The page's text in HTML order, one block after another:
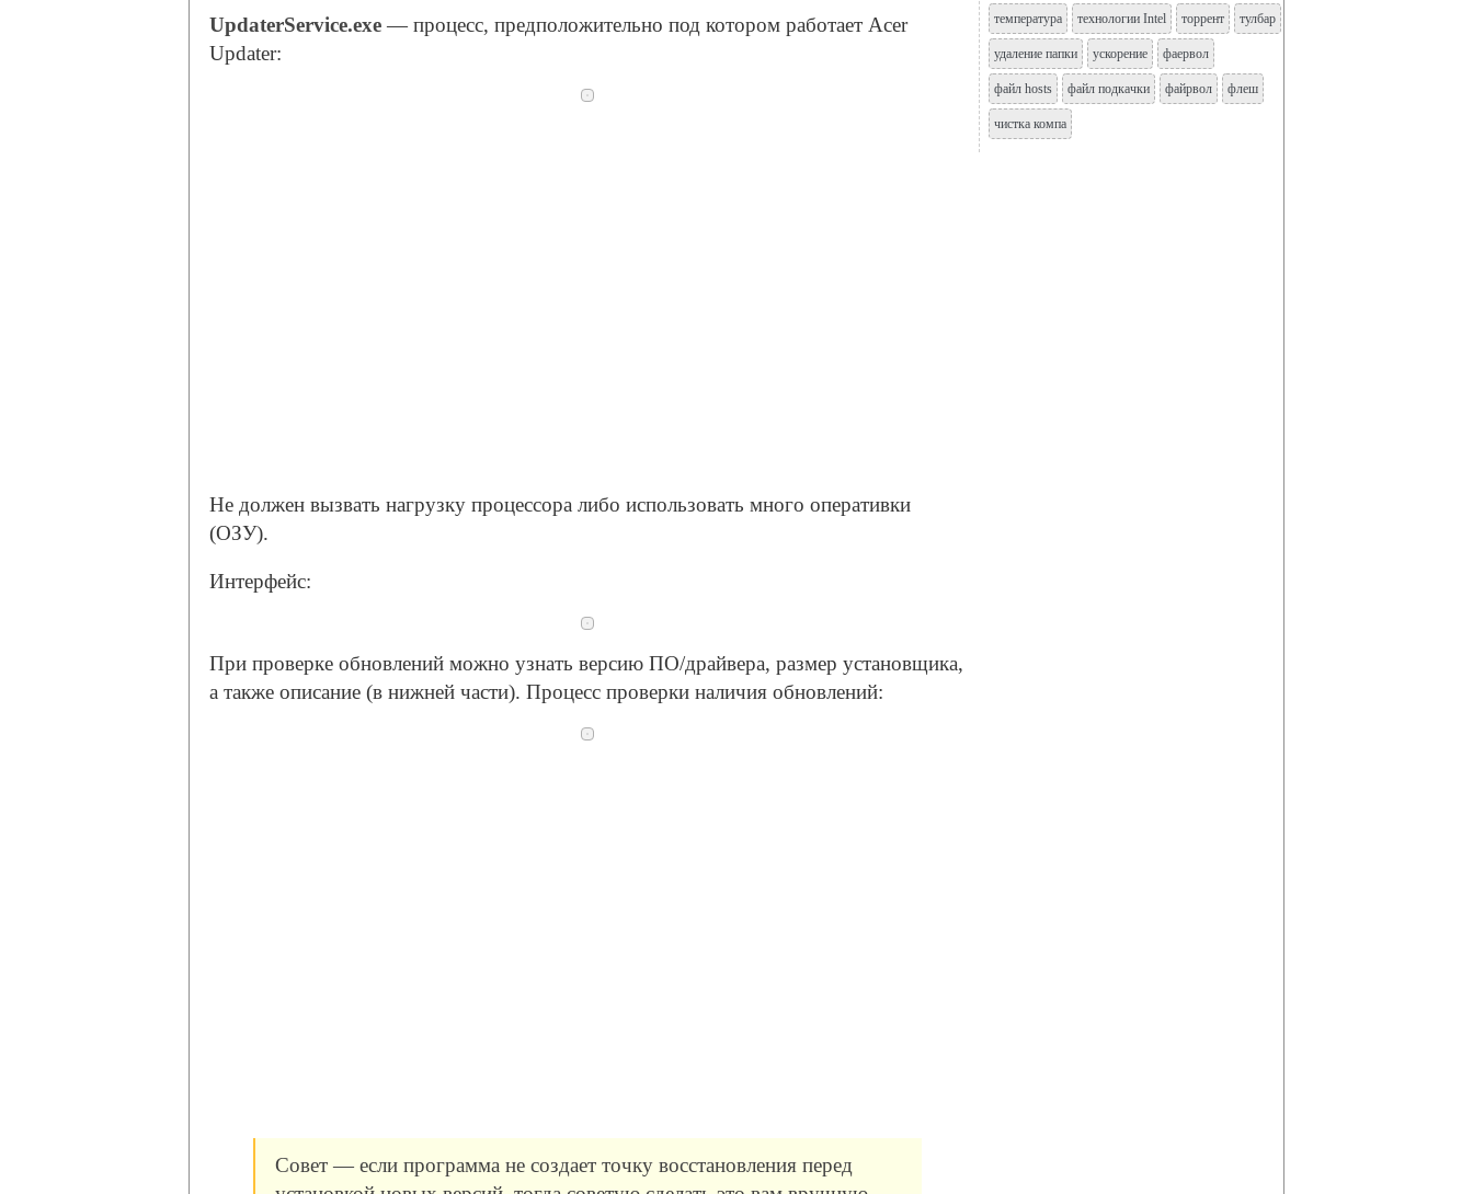
UpdaterService.exe — процесс, предположительно под котором работает Acer
Updater:
Не должен вызвать нагрузку процессора либо использовать много оперативки
(ОЗУ).
Интерфейс:
При проверке обновлений можно узнать версию ПО/драйвера, размер установщика,
а также описание (в нижней части). Процесс проверки наличия обновлений:
Совет — если программа не создает точку восстановления перед
температура технологии Intel торрент тулбар
удаление папки ускорение фаервол
файл hosts файл подкачки файрвол флеш
чистка компа